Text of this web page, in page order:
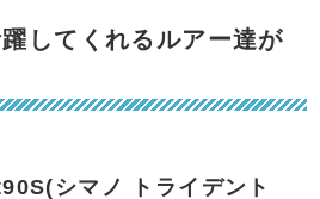
してくれるルアー達が
シマノ トライデント